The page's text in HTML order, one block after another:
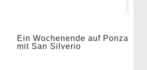
Ein Wochenende auf Ponza
mit San Silverio